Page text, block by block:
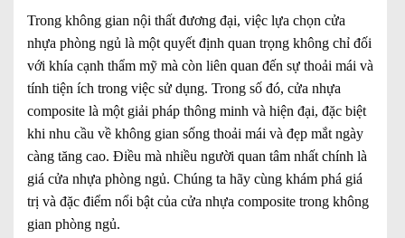
Trong không gian nội thất đương đại, việc lựa chọn cửa
nhựa phòng ngủ là một quyết định quan trọng không chỉ đối
với khía cạnh thẩm mỹ mà còn liên quan đến sự thoải mái và
tính tiện ích trong việc sử dụng. Trong số đó, cửa nhựa
composite là một giải pháp thông minh và hiện đại, đặc biệt
khi nhu cầu về không gian sống thoải mái và đẹp mắt ngày
càng tăng cao. Điều mà nhiều người quan tâm nhất chính là
giá cửa nhựa phòng ngủ. Chúng ta hãy cùng khám phá giá
trị và đặc điểm nổi bật của cửa nhựa composite trong không
gian phòng ngủ.